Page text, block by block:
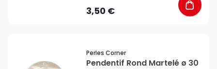
3,50 €
Perles Corner
Pendentif Rond Martelé ø 30